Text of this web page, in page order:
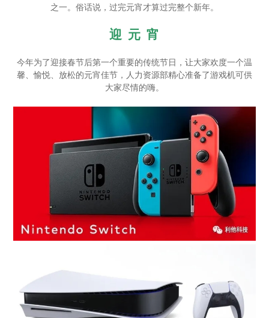
之一。俗话说，过完元宵才算过完整个新年。
迎 元 宵
今年为了迎接春节后第一个重要的传统节日，让大家欢度一个温
馨、愉悦、放松的元宵佳节，人力资源部精心准备了游戏机可供
大家尽情的嗨。